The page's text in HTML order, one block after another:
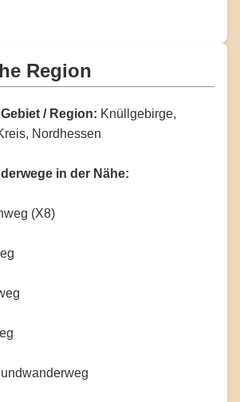
Region
/ Region: Knüllgebirge,
Nordhessen
in der Nähe:
(X8)